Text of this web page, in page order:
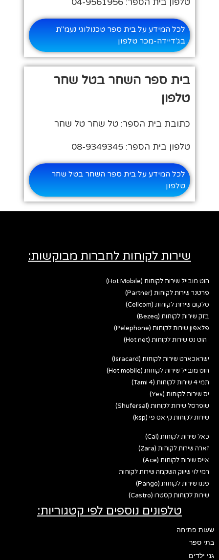
לכל המידע על בית ספר טכנולוגי נעמ"ת
בג'דיידה-מכר טלפון
בית ספר השחר בטל שחר
טלפון
כתובת בית הספר: טל שחר טל שחר
טלפון בית הספר: 08-9349345
לכל המידע על בית ספר השחר בטל שחר
טלפון
שירות לקוחות לחברות מבוקשות:
הוט מובייל שירות לקוחות (Hot Mobile)
פרטנר שירות לקוחות (Partner)
סלקום שירות לקוחות (Cellcom)
בזק שירות לקוחות (Bezeq)
פלאפון שירות לקוחות (Pelephone)
הוט נט שירות לקוחות (Hot net)
ישראכארט שירות לקוחות (Isracard)
הוט מובייל שירות לקוחות (Hot mobile)
תמי 4 שירות לקוחות (Tami 4)
יס שירות לקוחות (Yes)
שופרסל שירות לקוחות (Shufersal)
שירות לקוחות קי אס פי (ksp)
כאל שירות לקוחות (Cal)
זארה שירות לקוחות (Zara)
אייס שירות לקוחות (Ace)
רמי לוי שיווק השקמה שירות לקוחות
פנגו שירות לקוחות (Pango)
שירות לקוחות קסטרו (Castro)
טלפונים נוספים לפי קטגוריות:
שעות פתיחה
בתי ספר
גני ילדים